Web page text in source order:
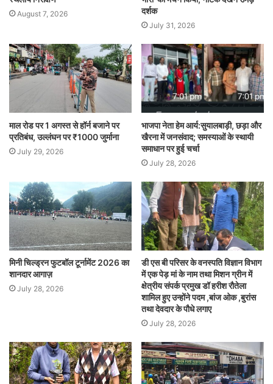
August 7, 2026
दर्शक
July 31, 2026
माल रोड पर 1 अगस्त से हॉर्न बजाने पर
प्रतिबंध, उल्लंघन पर ₹1000 जुर्माना
July 29, 2026
भाजपा नेता हेम आर्य:सुयालबाड़ी, छड़ा और
खैरना में जनसंवाद; समस्याओं के स्थायी
समाधान पर हुई चर्चा
July 28, 2026
मिनी चिल्ड्रन फुटबॉल टूर्नामेंट 2026 का
शानदार आगाज़
July 28, 2026
डी एस बी परिसर के वनस्पति विज्ञान विभाग
में एक पेड़ मां के नाम तथा मिशन ग्रीन में
क्षेत्रीय संपर्क प्रमुख डॉ हरीश रौतेला
शामिल हुए उन्होंने पदम ,बांज ओक ,बुरांस
तथा देवदार के पौधे लगाए
July 28, 2026